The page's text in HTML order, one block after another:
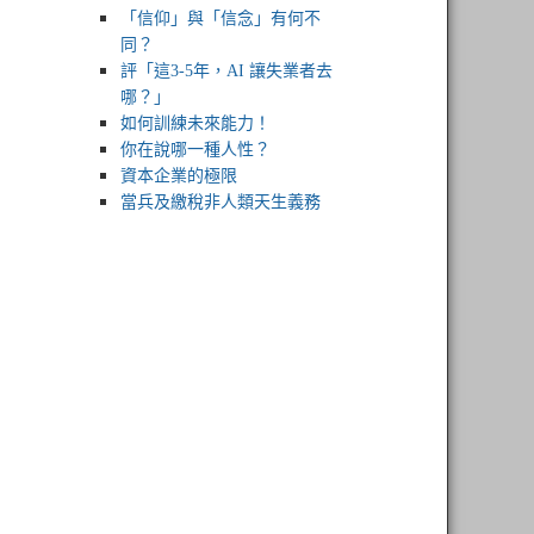
「信仰」與「信念」有何不
同？
評「這3-5年，AI 讓失業者去
哪？」
如何訓練未來能力！
你在說哪一種人性？
資本企業的極限
當兵及繳稅非人類天生義務